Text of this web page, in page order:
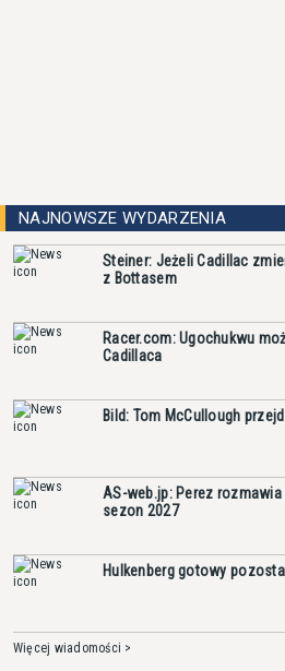
NAJNOWSZE WYDARZENIA
Steiner: Jeżeli Cadillac
z Bottasem
Racer.com: Ugochukwu
Cadillaca
Bild: Tom McCullough
AS-web.jp: Perez
sezon 2027
Hulkenberg gotowy
Więcej wiadomości >